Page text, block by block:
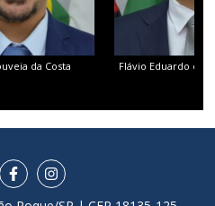
da Costa Flávio Eduardo dos